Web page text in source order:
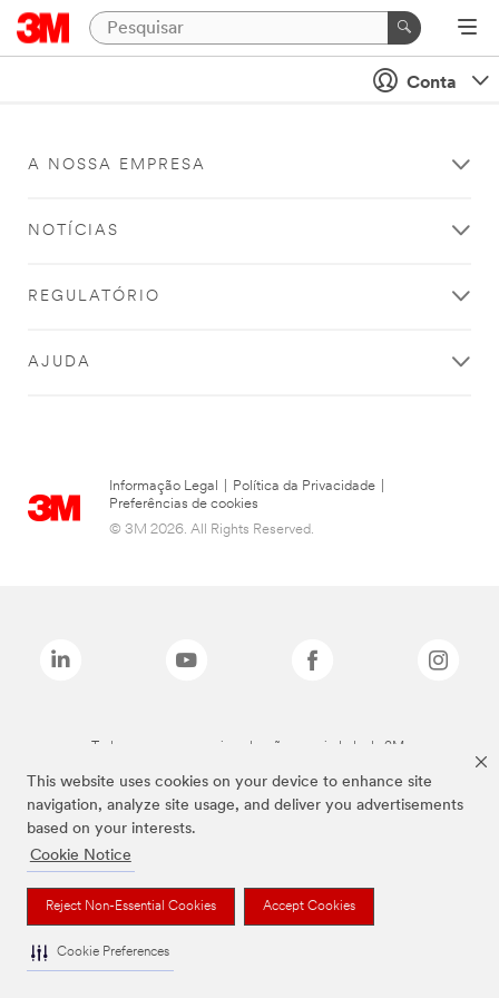
This website uses cookies on your device to enhance site
navigation, analyze site usage, and deliver you advertisements
based on your interests.
Cookie Notice
Reject Non-Essential Cookies Accept Cookies
Cookie Preferences
Conta
A NOSSA EMPRESA
NOTÍCIAS
REGULATÓRIO
AJUDA
Informação Legal Política da Privacidade
Preferências de cookies
© 3M 2026. All Rights Reserved.
Todas as marcas mencionadas são propriedade da 3M.